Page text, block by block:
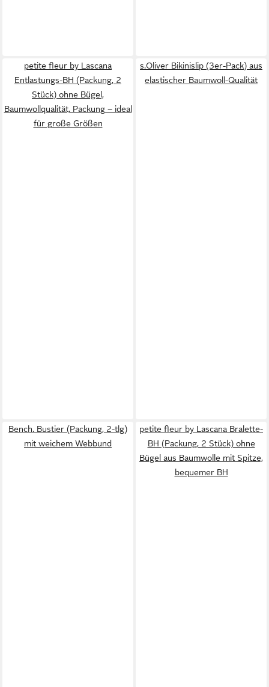
petite fleur by Lascana
Entlastungs-BH (Packung, 2
Stück) ohne Bügel,
Baumwollqualität, Packung – ideal
für große Größen
s.Oliver Bikinislip (3er-Pack) aus
elastischer Baumwoll-Qualität
Bench. Bustier (Packung, 2-tlg)
mit weichem Webbund
petite fleur by Lascana Bralette-
BH (Packung, 2 Stück) ohne
Bügel aus Baumwolle mit Spitze,
bequemer BH